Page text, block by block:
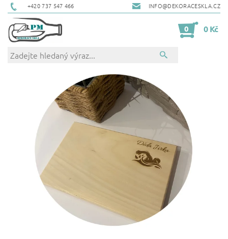
+420 737 547 466 INFO@DEKORACESKLA.CZ
0 0 Kč